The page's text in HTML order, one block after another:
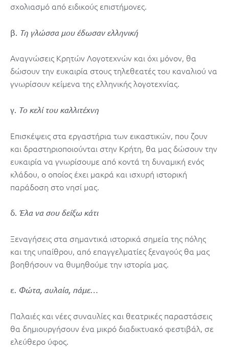
σχολιασμό από ειδικούς επιστήμονες.
β. Τη γλώσσα μου έδωσαν ελληνική
Αναγνώσεις Κρητών Λογοτεχνών και όχι μόνον, θα
δώσουν την ευκαιρία στους τηλεθεατές του καναλιού να
γνωρίσουν κείμενα της ελληνικής λογοτεχνίας.
γ. Το κελί του καλλιτέχνη
Επισκέψεις στα εργαστήρια των εικαστικών, που ζουν
και δραστηριοποιούνται στην Κρήτη, θα μας δώσουν την
ευκαιρία να γνωρίσουμε από κοντά τη δυναμική ενός
κλάδου, ο οποίος έχει μακρά και ισχυρή ιστορική
παράδοση στο νησί μας.
δ. Έλα να σου δείξω κάτι
Ξεναγήσεις στα σημαντικά ιστορικά σημεία της πόλης
και της υπαίθρου, από επαγγελματίες ξεναγούς θα μας
βοηθήσουν να θυμηθούμε την ιστορία μας.
ε. Φώτα, αυλαία, πάμε…
Παλαιές και νέες συναυλίες και θεατρικές παραστάσεις
θα δημιουργήσουν ένα μικρό διαδικτυακό φεστιβάλ, σε
ελεύθερο ύφος.